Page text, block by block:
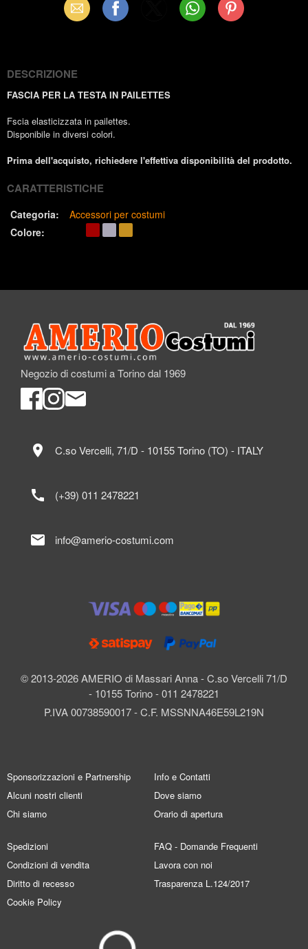
Email Facebook WhatsAppPinterest
DESCRIZIONE
FASCIA PER LA TESTA IN PAILETTES
Fscia elasticizzata in pailettes.
Disponibile in diversi colori.
Prima dell'acquisto, richiedere l'effettiva disponibilità del prodotto.
CARATTERISTICHE
Categoria:
Accessori per costumi
Colore:
Negozio di costumi a Torino dal 1969
© 2013-2026 AMERIO di Massari Anna - C.so Vercelli 71/D
- 10155 Torino - 011 2478221
P.IVA 00738590017 - C.F. MSSNNA46E59L219N
location_on C.so Vercelli, 71/D - 10155 Torino (TO) - ITALY
call (+39) 011 2478221
mail info@amerio-costumi.com
Sponsorizzazioni e Partnership
Alcuni nostri clienti
Chi siamo
Info e Contatti
Dove siamo
Orario di apertura
Spedizioni
Condizioni di vendita
Diritto di recesso
Cookie Policy
FAQ - Domande Frequenti
Lavora con noi
Trasparenza L.124/2017